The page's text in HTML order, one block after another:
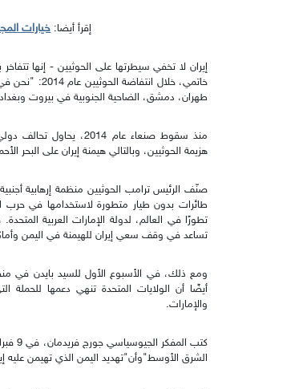
إقرأ أيضا: خيارات
إيران لا تخفي سيطرتها على الحوثيين - إنها
خاتمي، خلال
طهران، دمشق، الضاحية الجنوبية في بيروت
منذ سقوط صنعاء عام
هزيمة الحوثيين، وبالتالي هيمنة إيران على البحر
صنّف الرئيس ترامب الحوثيين منظمة إرهابية
تطورًا في العالم، لدولة الإمارات العربية
تساعد في وقف سعي إيران للهيمنة في اليمن
ومع ذلك، في الأسبوع الأول للسيد بايدن في
أيضًا أن الولايات المتحدة تنهي دعمها
والإمارات.
كتب
الشرق الأوسط"وأن"تهديد اليمن الذي تهيمن عليه